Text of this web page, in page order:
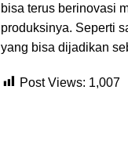
bisa terus berinovasi
produksinya. Seperti
yang bisa dijadikan
Post Views: 1,007